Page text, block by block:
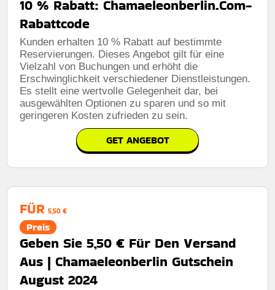
10 % Rabatt: Chamaeleonberlin.Com-
Rabattcode
Kunden erhalten 10 % Rabatt auf bestimmte
Reservierungen. Dieses Angebot gilt für eine
Vielzahl von Buchungen und erhöht die
Erschwinglichkeit verschiedener Dienstleistungen.
Es stellt eine wertvolle Gelegenheit dar, bei
ausgewählten Optionen zu sparen und so mit
geringeren Kosten zufrieden zu sein.
GET ANGEBOT
FÜR 5,50 €
Preis
Geben Sie 5,50 € Für Den Versand
Aus | Chamaeleonberlin Gutschein
August 2024